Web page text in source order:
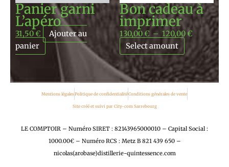
Panier garni
L’apéro
31,50€
Ajouter au
panier
Bon cadeau à
imprimer
130,00€ – 120,00€
Select amount
Mentions légalesPolitique de confidentialitéConditions générales de vente
Site créé et suivi par City-com Sarrebourg
LE COMPTOIR – Numéro SIRET : 82143965000010 – Capital Social :
1000.00€ – Numéro RCS : Metz B 821 439 650 –
nicolas(arobase)distillerie-quintessence.com